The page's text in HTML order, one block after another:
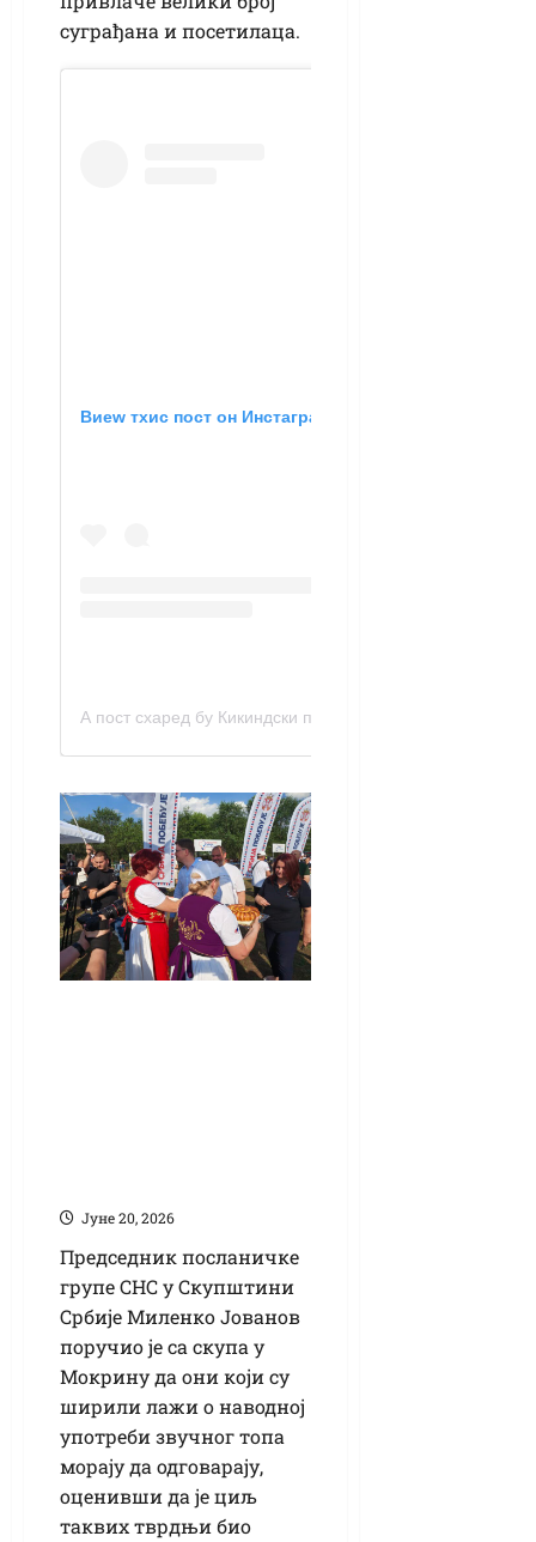
суграђана и посетилаца.
Виеw тхис пост он Инстаграм
Јуне 20, 2026
Председник посланичке
групе СНС у Скупштини
Србије Миленко Јованов
поручио је са скупа у
Мокрину да они који су
ширили лажи о наводној
употреби звучног топа
морају да одговарају,
оценивши да је циљ
таквих тврдњи био